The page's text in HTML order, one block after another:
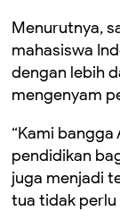
Menurutnya,
mahasiswa
dengan lebih
mengenyam
“Kami
pendidikan
juga menjadi
tua tidak perlu